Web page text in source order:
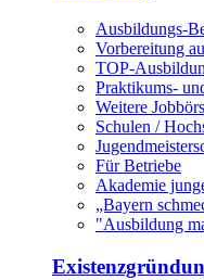
Ausbildungs-
Vorbereitung
TOP-
Praktikums-
Weitere
Schulen /
Für Betriebe
Akademie
„Bayern
"Ausbildung